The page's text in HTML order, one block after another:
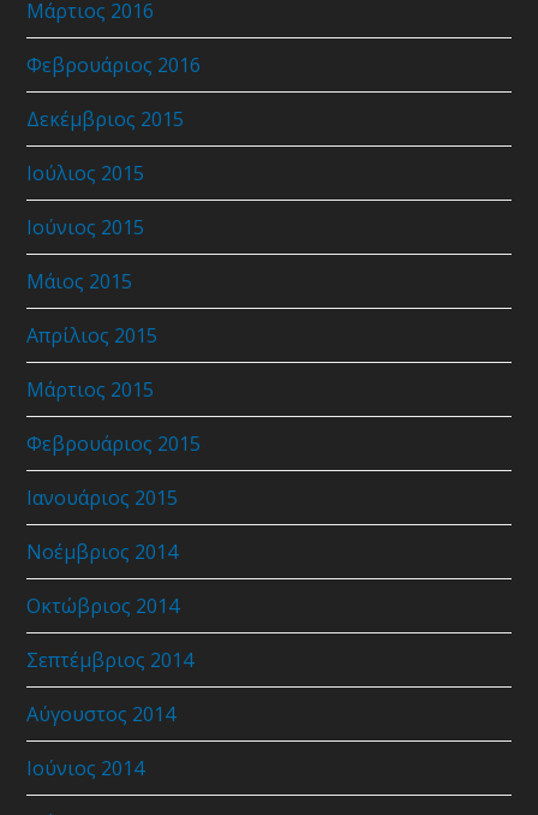
Μάρτιος 2016
Φεβρουάριος 2016
Δεκέμβριος 2015
Ιούλιος 2015
Ιούνιος 2015
Μάιος 2015
Απρίλιος 2015
Μάρτιος 2015
Φεβρουάριος 2015
Ιανουάριος 2015
Νοέμβριος 2014
Οκτώβριος 2014
Σεπτέμβριος 2014
Αύγουστος 2014
Ιούνιος 2014